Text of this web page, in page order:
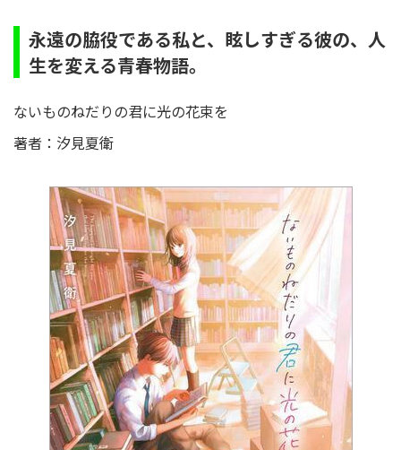
永遠の脇役である私と、眩しすぎる彼の、人
生を変える青春物語。
ないものねだりの君に光の花束を
著者：汐見夏衛